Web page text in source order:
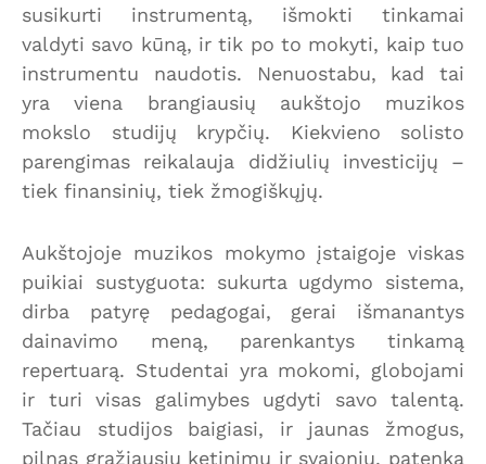
susikurti instrumentą, išmokti tinkamai
valdyti savo kūną, ir tik po to mokyti, kaip tuo
instrumentu naudotis. Nenuostabu, kad tai
yra viena brangiausių aukštojo muzikos
mokslo studijų krypčių. Kiekvieno solisto
parengimas reikalauja didžiulių investicijų –
tiek finansinių, tiek žmogiškųjų.
Aukštojoje muzikos mokymo įstaigoje viskas
puikiai sustyguota: sukurta ugdymo sistema,
dirba patyrę pedagogai, gerai išmanantys
dainavimo meną, parenkantys tinkamą
repertuarą. Studentai yra mokomi, globojami
ir turi visas galimybes ugdyti savo talentą.
Tačiau studijos baigiasi, ir jaunas žmogus,
pilnas gražiausių ketinimų ir svajonių, patenka